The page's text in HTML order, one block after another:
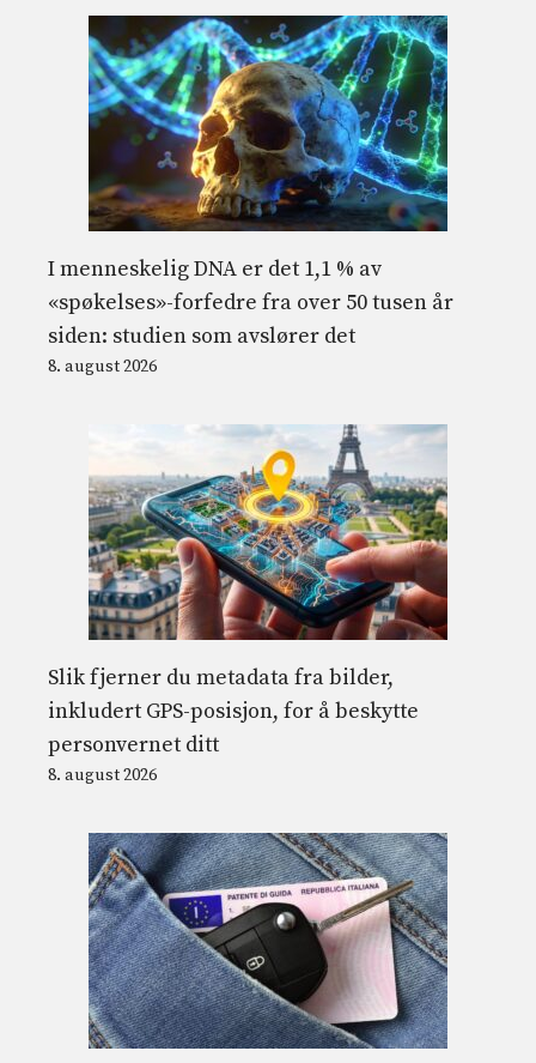
I menneskelig DNA er det 1,1 % av
«spøkelses»-forfedre fra over 50 tusen år
siden: studien som avslører det
8. august 2026
Slik fjerner du metadata fra bilder,
inkludert GPS-posisjon, for å beskytte
personvernet ditt
8. august 2026